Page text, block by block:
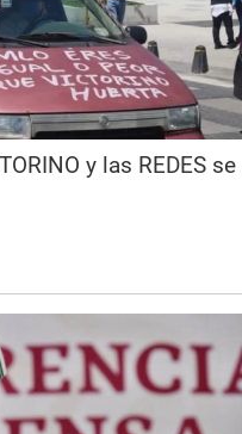
y las REDES se